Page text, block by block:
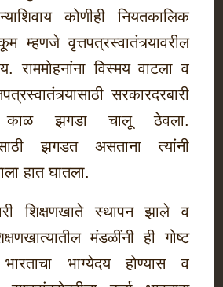
कोणीही नियतकालिक
म्हणजे वृत्तपत्रस्वातंत्र्यावरील
राममोहनांना विस्मय वाटला व
सरकारदरबारी
काळ झगडा चालू ठेवला.
झगडत असताना त्यांनी
हात घातला.
शिक्षणखाते स्थापन झाले व
मंडळींनी ही गोष्ट
भाग्येदय होण्यास व